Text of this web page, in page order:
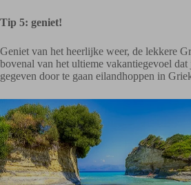
Tip 5: geniet!
Geniet van het heerlijke weer, de lekkere
bovenal van het ultieme vakantiegevoel dat
gegeven door te gaan eilandhoppen in